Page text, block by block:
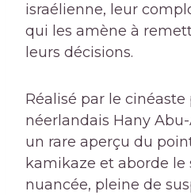
israélienne, leur
qui les amène à
leurs décisions.
Réalisé par le
néerlandais Hany
un rare aperçu du
kamikaze et aborde le
nuancée, pleine de